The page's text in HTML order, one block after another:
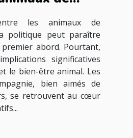
les animaux de
politique peut paraître
abord. Pourtant,
significatives
le bien-être animal. Les
bien aimés de
se retrouvent au cœur